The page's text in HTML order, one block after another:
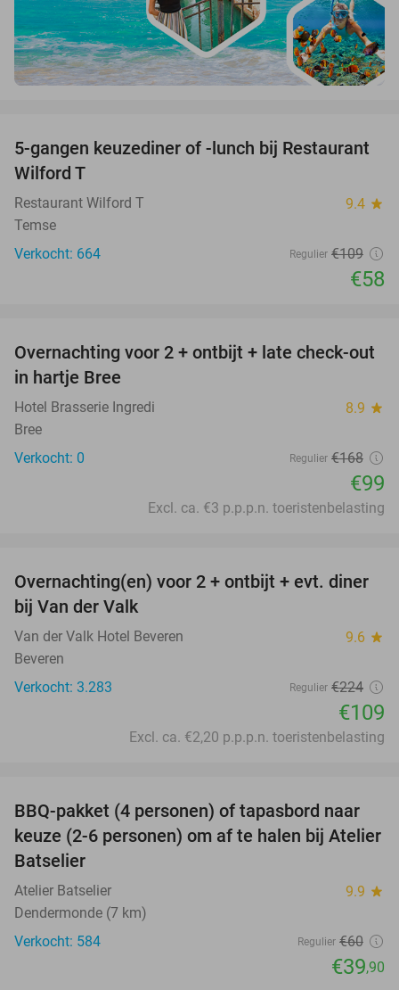
47%
5-gangen keuzediner of -lunch bij Restaurant
Wilford T
Restaurant Wilford T 9.4 star
Temse
Verkocht: 664
Regulier €109
€58
41%
TODAY
Overnachting voor 2 + ontbijt + late check-out
in hartje Bree
Hotel Brasserie Ingredi 8.9 star
Bree
Verkocht: 0
Regulier €168
€99
Excl. ca. €3 p.p.p.n. toeristenbelasting
51%
Overnachting(en) voor 2 + ontbijt + evt. diner
bij Van der Valk
Van der Valk Hotel Beveren 9.6 star
Beveren
Verkocht: 3.283
Regulier €224
€109
Excl. ca. €2,20 p.p.p.n. toeristenbelasting
34%
BBQ-pakket (4 personen) of tapasbord naar
keuze (2-6 personen) om af te halen bij Atelier
Batselier
Atelier Batselier 9.9 star
Dendermonde (7 km)
Verkocht: 584
Regulier €60
€39,90